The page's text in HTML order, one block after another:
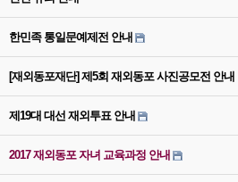
한민족 통일문예제전 안내
[재외동포재단] 제5회 재외동포 사진공모전 안내
제19대 대선 재외투표 안내
2017 재외동포 자녀 교육과정 안내